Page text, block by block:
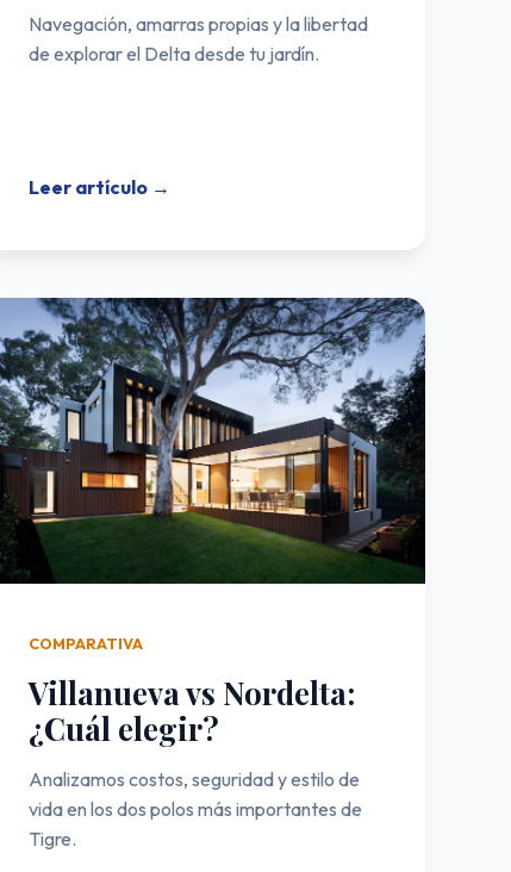
Navegación, amarras propias y la libertad
de explorar el Delta desde tu jardín.
Leer artículo →
COMPARATIVA
Villanueva vs Nordelta:
¿Cuál elegir?
Analizamos costos, seguridad y estilo de
vida en los dos polos más importantes de
Tigre.